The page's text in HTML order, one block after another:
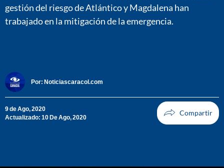
gestión del riesgo de Atlántico y Magdalena han
trabajado en la mitigación de la emergencia.
Por: Noticiascaracol.com
9 de Ago, 2020
Actualizado: 10 De Ago, 2020